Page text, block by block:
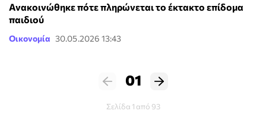
Ανακοινώθηκε πότε πληρώνεται το έκτακτο επίδομα
παιδιού
Οικονομία 30.05.2026 13:43
01
Σελίδα 1 από 93